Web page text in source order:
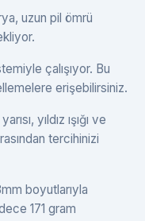
uzun pil ömrü
çalışıyor. Bu
erişebilirsiniz.
yıldız ışığı ve
tercihinizi
boyutlarıyla
171 gram